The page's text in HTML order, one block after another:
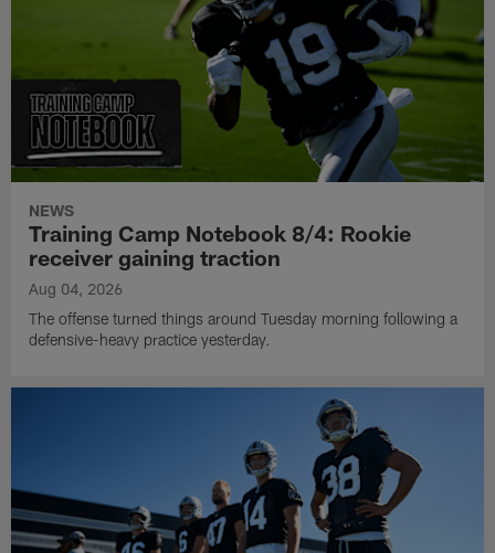
NEWS
Training Camp Notebook 8/4: Rookie
receiver gaining traction
Aug 04, 2026
The offense turned things around Tuesday morning following a
defensive-heavy practice yesterday.